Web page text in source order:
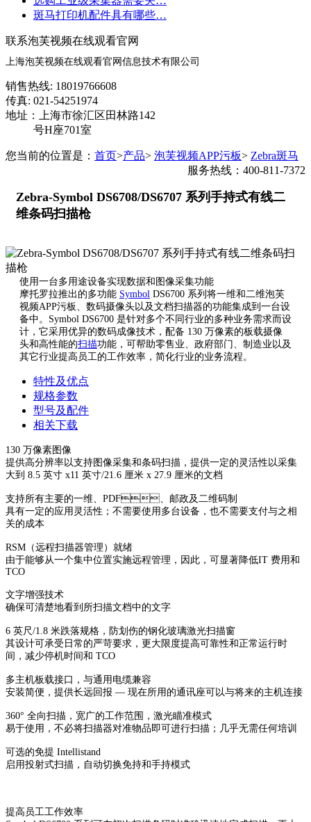
斑马打印机配件具有哪些…
联系泡芙视频在线观看官网
上海泡芙视频在线观看官网信息技术有限公司
销售热线: 18019766608
传真: 021-54251974
地址：上海市徐汇区田林路142
号H座701室
您当前的位置是： 首页>产品> 泡芙视频APP污板> Zebra斑马
服务热线：400-811-7372
Zebra-Symbol DS6708/DS6707 系列手持式有线二
维条码扫描枪
使用一台多用途设备实现数据和图像采集功能
摩托罗拉推出的多功能 Symbol DS6700 系列将一维和二维泡芙
视频APP污板、数码摄像头以及文档扫描器的功能集成到一台设
备中。Symbol DS6700 是针对多个不同行业的多种业务需求而设
计，它采用优异的数码成像技术，配备 130 万像素的板载摄像
头和高性能的扫描功能，可帮助零售业、政府部门、制造业以及
其它行业提高员工的工作效率，简化行业的业务流程。
特性及优点
规格参数
型号及配件
相关下载
130 万像素图像
提供高分辨率以支持图像采集和条码扫描，提供一定的灵活性以采集
大到 8.5 英寸 x11 英寸/21.6 厘米 x 27.9 厘米的文档
支持所有主要的一维、PDF、邮政及二维码制
具有一定的应用灵活性；不需要使用多台设备，也不需要支付与之相
关的成本
RSM（远程扫描器管理）就绪
由于能够从一个集中位置实施远程管理，因此，可显著降低IT 费用和
TCO
文字增强技术
确保可清楚地看到所扫描文档中的文字
6 英尺/1.8 米跌落规格，防划伤的钢化玻璃激光扫描窗
其设计可承受日常的严苛要求，更大限度提高可靠性和正常运行时
间，减少停机时间和 TCO
多主机板载接口，与通用电缆兼容
安装简便，提供长远回报 — 现在所用的通讯座可以与将来的主机连接
360° 全向扫描，宽广的工作范围，激光瞄准模式
易于使用，不必将扫描器对准物品即可进行扫描；几乎无需任何培训
可选的免提 Intellistand
启用投射式扫描，自动切换免持和手持模式
提高员工工作效率